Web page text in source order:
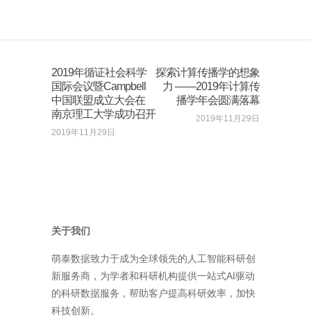
2019年循证社会科学
国际会议暨Campbell
中国联盟成立大会在
南京理工大学成功召开
2019年11月29日
探索计算传播学的想象
力 ——2019年计算传
播学年会圆满落幕
2019年11月29日
关于我们
萌泰数据致力于成为全球领先的人工智能科研创
新服务商，为学者和科研机构提供一站式AI驱动
的科研数据服务，帮助客户提高科研效率，加快
科技创新。